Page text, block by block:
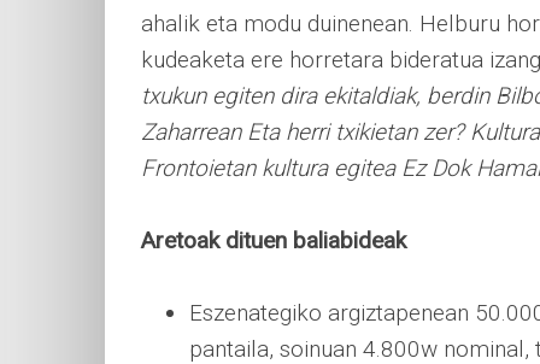
ahalik eta modu duinenean. Helburu
kudeaketa ere horretara bideratua
txukun egiten dira ekitaldiak, berdin
Zaharrean Eta herri txikietan zer?
Frontoietan kultura egitea Ez Dok
Aretoak dituen baliabideak
Eszenategiko argiztapenean
pantaila, soinuan 4.800w nominal,